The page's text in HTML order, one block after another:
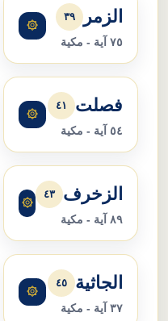
الزمر ٣٩
٧٥ آية - مكية
۞
فصلت ٤١
٥٤ آية - مكية
۞
الزخرف ٤٣
٨٩ آية - مكية
۞
الجاثية ٤٥
٣٧ آية - مكية
۞